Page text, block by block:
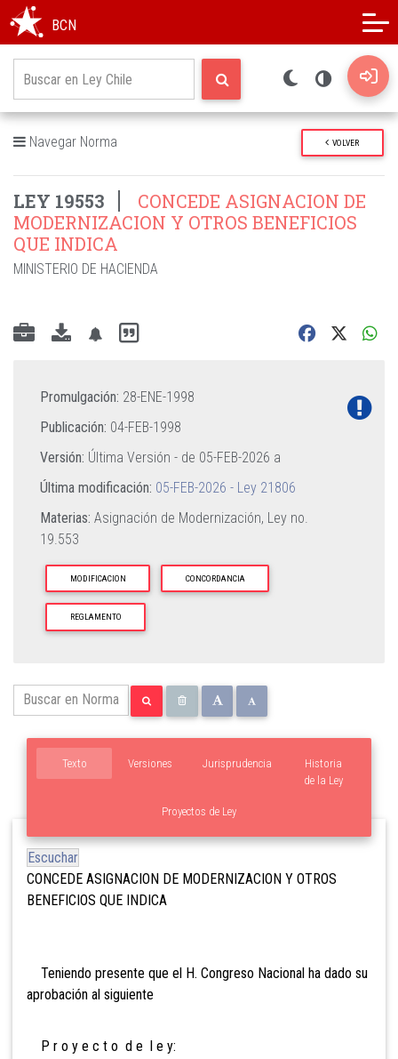
BCN
Navegar Norma VOLVER
LEY 19553
CONCEDE ASIGNACION DE
MODERNIZACION Y OTROS BENEFICIOS
QUE INDICA
MINISTERIO DE HACIENDA
Promulgación: 28-ENE-1998
Publicación: 04-FEB-1998
Versión: Última Versión - de 05-FEB-2026 a
Última modificación: 05-FEB-2026 - Ley 21806
Materias: Asignación de Modernización, Ley no.
19.553
MODIFICACION CONCORDANCIA
REGLAMENTO
Texto Versiones
Proyectos de Ley
Historia
de la Ley
Jurisprudencia
Escuchar
CONCEDE ASIGNACION DE MODERNIZACION Y OTROS
BENEFICIOS QUE INDICA
Teniendo presente que el H. Congreso Nacional ha dado su
aprobación al siguiente
P r o y e c t o d e l e y: